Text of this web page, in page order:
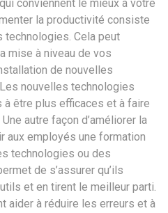
conviennent le mieux à votre
la productivité consiste
technologies. Cela peut
mise à niveau de vos
de nouvelles
nouvelles technologies
être plus efficaces et à faire
autre façon d’améliorer la
employés une formation
technologies ou des
de s’assurer qu’ils
et en tirent le meilleur parti.
aider à réduire les erreurs et à